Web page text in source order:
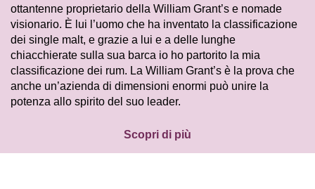
ottantenne proprietario della William Grant’s e nomade
visionario. È lui l’uomo che ha inventato la classificazione
dei single malt, e grazie a lui e a delle lunghe
chiacchierate sulla sua barca io ho partorito la mia
classificazione dei rum. La William Grant’s è la prova che
anche un’azienda di dimensioni enormi può unire la
potenza allo spirito del suo leader.
Scopri di più